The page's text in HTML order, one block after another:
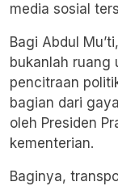
media sosial
Bagi Abdul
bukanlah ruang
pencitraan
bagian dari
oleh Presiden
kementerian.
Baginya,